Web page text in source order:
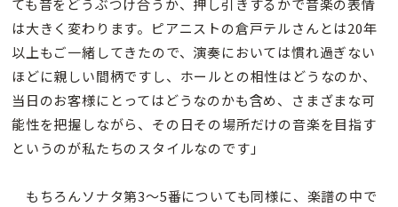
ても音をどうぶつけ合うか、押し引きするかで音楽の表情
は大きく変わります。ピアニストの倉戸テルさんとは20年
以上もご一緒してきたので、演奏においては慣れ過ぎない
ほどに親しい間柄ですし、ホールとの相性はどうなのか、
当日のお客様にとってはどうなのかも含め、さまざまな可
能性を把握しながら、その日その場所だけの音楽を目指す
というのが私たちのスタイルなのです」
もちろんソナタ第3〜5番についても同様に、楽譜の中で